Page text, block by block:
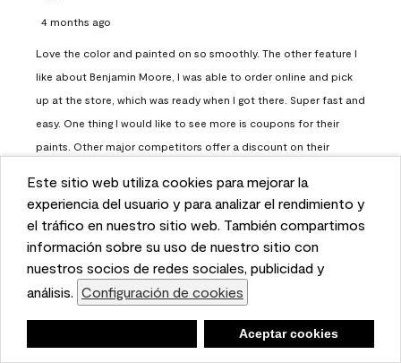
This website uses cookies to enhance user experience
and to analyze performance and traffic on our website.
We also share information about your use of our site
with our social media, advertising, and analytics
partners. Cookie Settings
Accept Cookies
Este sitio web utiliza cookies para mejorar la
experiencia del usuario y para analizar el rendimiento y
el tráfico en nuestro sitio web. También compartimos
información sobre su uso de nuestro sitio con
nuestros socios de redes sociales, publicidad y
análisis. Configuración de cookies
Aceptar cookies
4 months ago
Love the color and painted on so smoothly. The other feature I
like about Benjamin Moore, I was able to order online and pick
up at the store, which was ready when I got there. Super fast and
easy. One thing I would like to see more is coupons for their
paints. Other major competitors offer a discount on their
Helpful? (0 (0) Report
Load More